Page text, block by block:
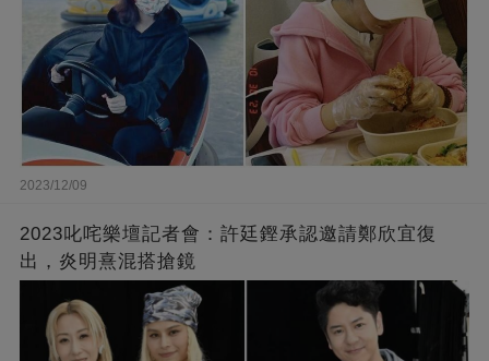
2023/12/09
2023叱咤樂壇記者會：許廷鏗承認邀請鄭欣宜復
出，炎明熹混搭搶鏡